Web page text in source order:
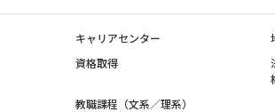
キャリアセンター
資格取得
教職課程（文系／理系）